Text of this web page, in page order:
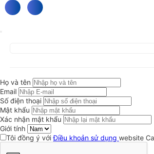
Họ và tên
Email
Số điện thoại
Mật khẩu
Xác nhận mật khẩu
Giới tính
Tôi đồng ý vớiĐiều khoản sử dụng website